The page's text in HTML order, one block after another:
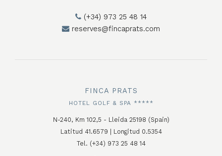
(+34) 973 25 48 14
reserves@fincaprats.com
FINCA PRATS
HOTEL GOLF & SPA *****
N-240, Km 102,5 - Lleida 25198 (Spain)
Latitud 41.6579 | Longitud 0.5354
Tel. (+34) 973 25 48 14